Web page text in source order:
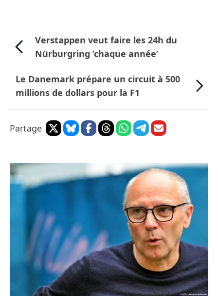
Verstappen veut faire les 24h du
Nürburgring ’chaque année’
Le Danemark prépare un circuit à 500
millions de dollars pour la F1
Partage